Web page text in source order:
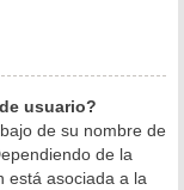
usuario?
de su nombre de
de la
está asociada a la